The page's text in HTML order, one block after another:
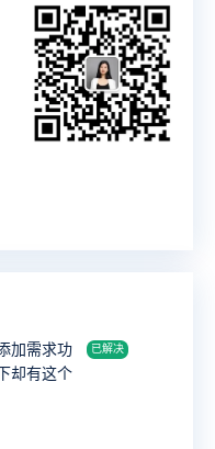
加需求功
却有这个
已解决